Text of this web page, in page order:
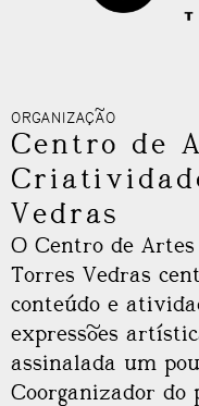
ORGANIZAÇÃO
Centro de
Vedras
O Centro de
Torres Vedras
conteúdo e
expressões
assinalada um
Coorganizador do